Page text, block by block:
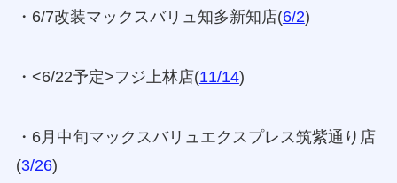
・6/7改装マックスバリュ知多新知店(6/2)
・<6/22予定>フジ上林店(11/14)
・6月中旬マックスバリュエクスプレス筑紫通り店
(3/26)